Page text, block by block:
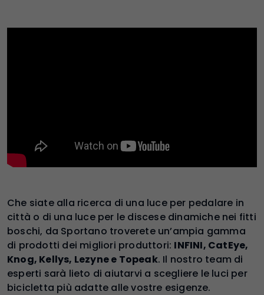
Che siate alla ricerca di una luce per pedalare in
città o di una luce per le discese dinamiche nei fitti
boschi, da Sportano troverete un’ampia gamma
di prodotti dei migliori produttori: INFINI, CatEye,
Knog, Kellys, Lezyne e Topeak. Il nostro team di
esperti sarà lieto di aiutarvi a scegliere le luci per
bicicletta più adatte alle vostre esigenze.